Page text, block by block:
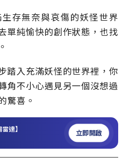
存無奈與哀傷的妖怪世界
單純愉快的創作狀態，也找
踏入充滿妖怪的世界裡，你
角不小心遇見另一個沒想過
驚喜。
達】 立即開啟